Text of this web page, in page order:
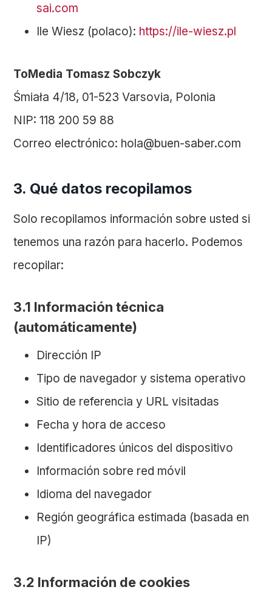
sai.com
Ile Wiesz (polaco): https://ile-wiesz.pl
ToMedia Tomasz Sobczyk
Śmiała 4/18, 01-523 Varsovia, Polonia
NIP: 118 200 59 88
Correo electrónico: hola@buen-saber.com
3. Qué datos recopilamos
Solo recopilamos información sobre usted si
tenemos una razón para hacerlo. Podemos
recopilar:
3.1 Información técnica
(automáticamente)
Dirección IP
Tipo de navegador y sistema operativo
Sitio de referencia y URL visitadas
Fecha y hora de acceso
Identificadores únicos del dispositivo
Información sobre red móvil
Idioma del navegador
Región geográfica estimada (basada en
IP)
3.2 Información de cookies